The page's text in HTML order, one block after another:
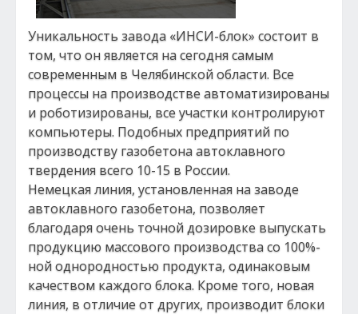
Уникальность завода «ИНСИ-блок» состоит в
том, что он является на сегодня самым
современным в Челябинской области. Все
процессы на производстве автоматизированы
и роботизированы, все участки контролируют
компьютеры. Подобных предприятий по
производству газобетона автоклавного
твердения всего 10-15 в России.
Немецкая линия, установленная на заводе
автоклавного газобетона, позволяет
благодаря очень точной дозировке выпускать
продукцию массового производства со 100%-
ной однородностью продукта, одинаковым
качеством каждого блока. Кроме того, новая
линия, в отличие от других, производит блоки